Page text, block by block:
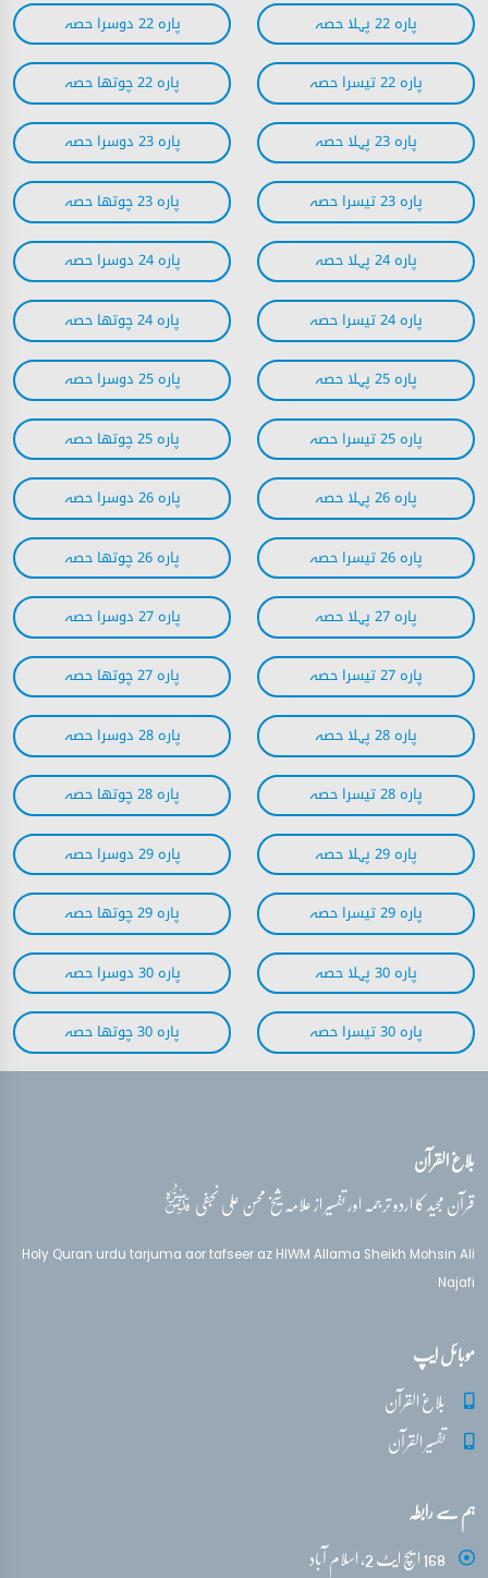
پارہ 22 پہلا حصہ پارہ 22 دوسرا حصہ
پارہ 22 تیسرا حصہ پارہ 22 چوتھا حصہ
پارہ 23 پہلا حصہ پارہ 23 دوسرا حصہ
پارہ 23 تیسرا حصہ پارہ 23 چوتھا حصہ
پارہ 24 پہلا حصہ پارہ 24 دوسرا حصہ
پارہ 24 تیسرا حصہ پارہ 24 چوتھا حصہ
پارہ 25 پہلا حصہ پارہ 25 دوسرا حصہ
پارہ 25 تیسرا حصہ پارہ 25 چوتھا حصہ
پارہ 26 پہلا حصہ پارہ 26 دوسرا حصہ
پارہ 26 تیسرا حصہ پارہ 26 چوتھا حصہ
پارہ 27 پہلا حصہ پارہ 27 دوسرا حصہ
پارہ 27 تیسرا حصہ پارہ 27 چوتھا حصہ
پارہ 28 پہلا حصہ پارہ 28 دوسرا حصہ
پارہ 28 تیسرا حصہ پارہ 28 چوتھا حصہ
پارہ 29 پہلا حصہ پارہ 29 دوسرا حصہ
پارہ 29 تیسرا حصہ پارہ 29 چوتھا حصہ
پارہ 30 پہلا حصہ پارہ 30 دوسرا حصہ
پارہ 30 تیسرا حصہ پارہ 30 چوتھا حصہ
بلاغ القرآن
قرآن مجید کا اردو ترجمہ اور تفسیر از علامہ شیخ محسن علی نجفیقدس‌سره
Holy Quran urdu tarjuma aor tafseer az HIWM Allama Sheikh Mohsin Ali
Najafi
موبائل ایپ
بلاغ القرآن
تفسیر القرآن
ہم سے رابطہ
168 ایچ ایٹ 2، اسلام آباد